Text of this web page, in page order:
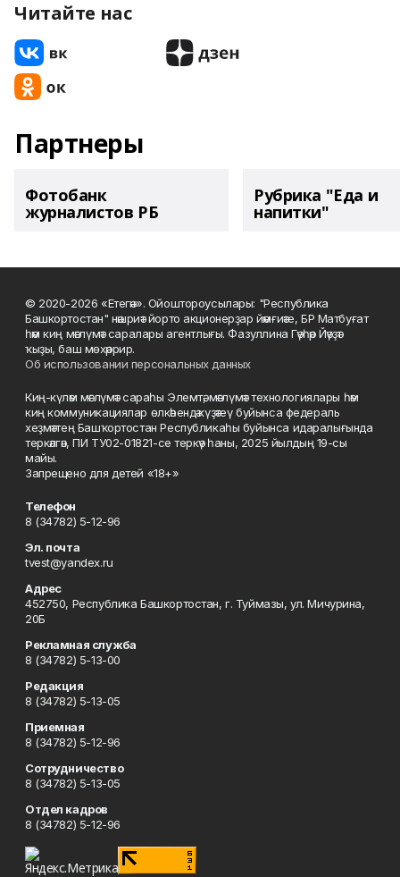
Читайте нас
Партнеры
Фотобанк
журналистов РБ
Рубрика "Еда и
напитки"
© 2020-2026 «Етегән». Ойоштороусылары: "Республика
Башкортостан" нәшриәт йорто акционерҙар йәмғиәте, БР Матбуғат
һәм киң мәғлүмәт саралары агентлығы. Фазуллина Гәүһәр Йәүҙәт
ҡыҙы, баш мөхәррир.
Об использовании персональных данных
Киң-күләм мәғлүмәт сараһы Элемтә, мәғлүмәт технологиялары һәм
киң коммуникациялар өлкәһендә күҙәтеү буйынса федераль
хеҙмәттең Башҡортостан Республикаһы буйынса идаралығында
теркәлгән, ПИ ТУ02-01821-се теркәү һаны, 2025 йылдың 19-сы
майы.
Запрещено для детей «18+»
Телефон
8 (34782) 5-12-96
Эл. почта
tvest@yandex.ru
Адрес
452750, Республика Башкортостан, г. Туймазы, ул. Мичурина,
20Б
Рекламная служба
8 (34782) 5-13-00
Редакция
8 (34782) 5-13-05
Приемная
8 (34782) 5-12-96
Сотрудничество
8 (34782) 5-13-05
Отдел кадров
8 (34782) 5-12-96